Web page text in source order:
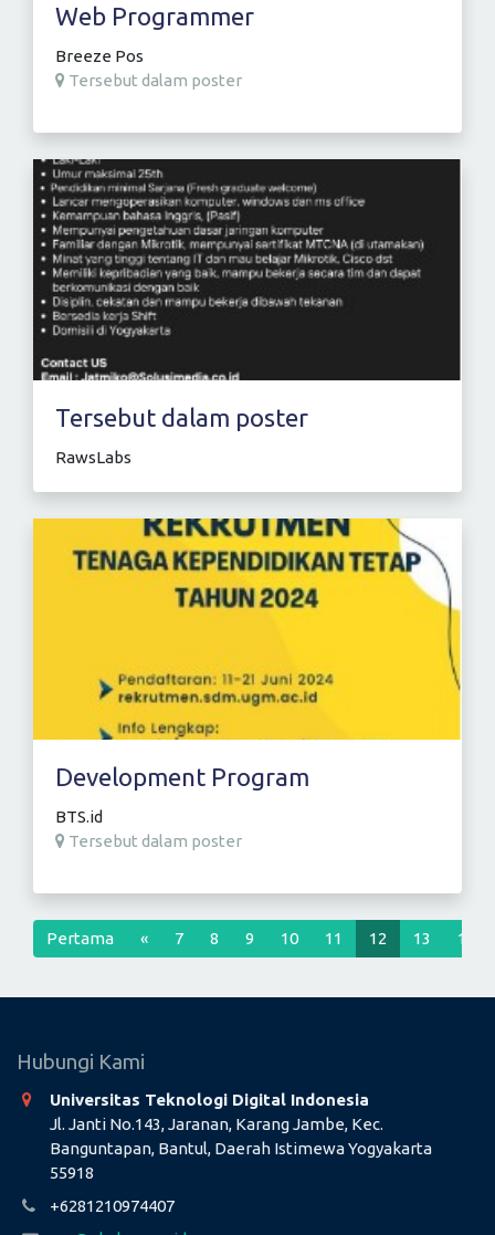
Web Programmer
Breeze Pos
Tersebut dalam poster
Tersebut dalam poster
RawsLabs
Development Program
BTS.id
Tersebut dalam poster
Pertama «Previous
7 8 9 10 11 12 13 14
Hubungi Kami
Universitas Teknologi Digital Indonesia
Jl. Janti No.143, Jaranan, Karang Jambe, Kec.
Banguntapan, Bantul, Daerah Istimewa Yogyakarta
55918
+6281210974407